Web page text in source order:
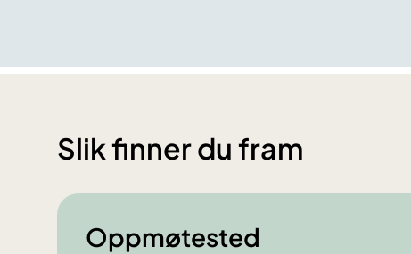
Slik finner du fram
Oppmøtested